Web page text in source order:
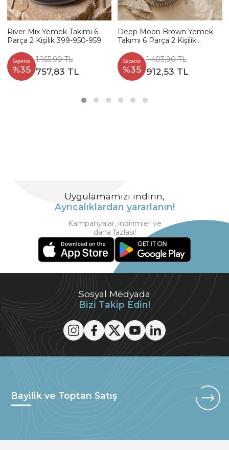
River Mix Yemek Takımı 6
Parça 2 Kişilik 399-950-959
Sepette
%35
1.165,90 TL
757,83 TL
Deep Moon Brown Yemek
Takımı 6 Parça 2 Kişilik
Sepette
%35
1.403,90 TL
912,53 TL
Sosyal Medyada
Bizi Takip Edin!
Uygulamamızı indirin,
Ayrıcalıklardan yararlanın!
Kampanyalar, indirimler ve
daha fazlası!
Bayilik ve Toptan Satış